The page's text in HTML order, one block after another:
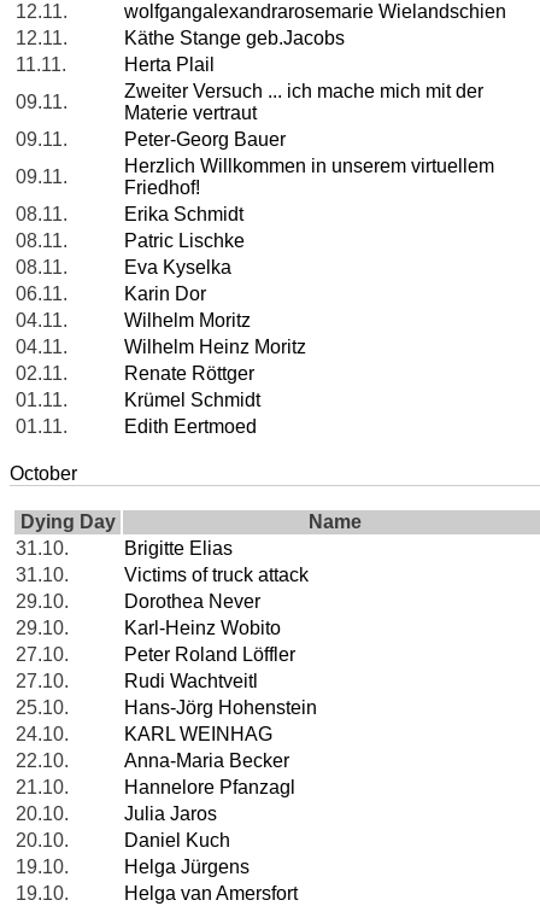
12.11.
wolfgangalexandrarosemarie Wielandschien
12.11.
Käthe Stange geb.Jacobs
11.11.
Herta Plail
09.11.
Zweiter Versuch ... ich mache mich mit der
Materie vertraut
09.11.
Peter-Georg Bauer
09.11.
Herzlich Willkommen in unserem virtuellem
Friedhof!
08.11.
Erika Schmidt
08.11.
Patric Lischke
08.11.
Eva Kyselka
06.11.
Karin Dor
04.11.
Wilhelm Moritz
04.11.
Wilhelm Heinz Moritz
02.11.
Renate Röttger
01.11.
Krümel Schmidt
01.11.
Edith Eertmoed
October
Dying Day
Name
31.10.
Brigitte Elias
31.10.
Victims of truck attack
29.10.
Dorothea Never
29.10.
Karl-Heinz Wobito
27.10.
Peter Roland Löffler
27.10.
Rudi Wachtveitl
25.10.
Hans-Jörg Hohenstein
24.10.
KARL WEINHAG
22.10.
Anna-Maria Becker
21.10.
Hannelore Pfanzagl
20.10.
Julia Jaros
20.10.
Daniel Kuch
19.10.
Helga Jürgens
19.10.
Helga van Amersfort